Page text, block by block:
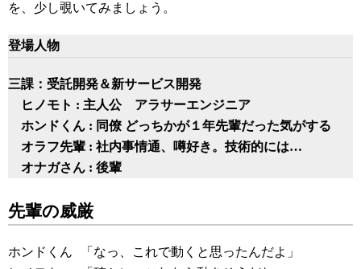
を、少し覗いてみましょう。
登場人物
三課：受託開発＆新サービス開発
ヒノモト : 主人公 アラサーエンジニア
ホンドくん : 同僚 どっちかが１年先輩だった気がする
オラフ先輩 : 社内事情通、噂好き。技術的には…
オナガさん : 後輩
先輩の威厳
ホンドくん
「なっ、これで動くと思ったんだよ」